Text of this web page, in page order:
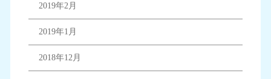
2019年2月
2019年1月
2018年12月